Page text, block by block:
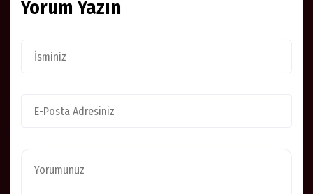
Yorum Yazın